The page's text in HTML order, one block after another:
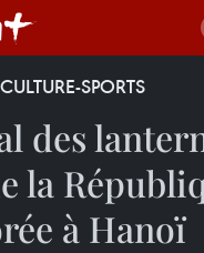
CULTURE-SPORTS
des
la
à Hanoï